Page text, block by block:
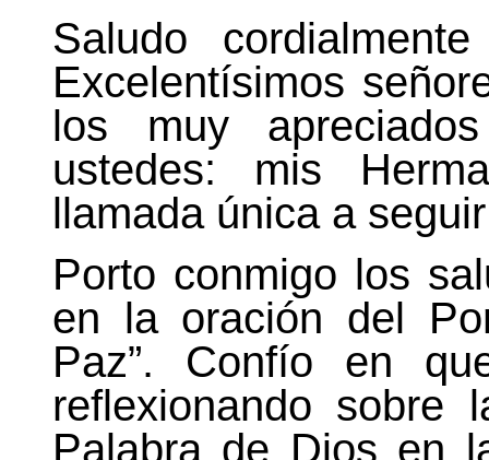
Saludo
Excelentísimos
los muy
ustedes: mis
llamada única a
Porto conmigo los
en la oración del
Paz”. Confío en
reflexionando sobre
Palabra de Dios en